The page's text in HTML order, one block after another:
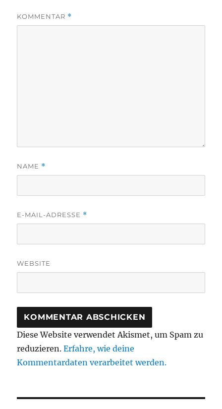
KOMMENTAR *
NAME *
E-MAIL-ADRESSE *
WEBSITE
Diese Website verwendet Akismet, um Spam zu
reduzieren.Erfahre, wie deine
Kommentardaten verarbeitet werden.